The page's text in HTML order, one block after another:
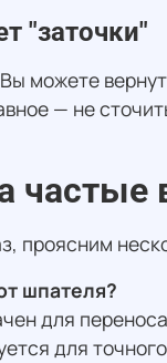
"заточки"
можете
— не
проясним
шпателя?
для
для